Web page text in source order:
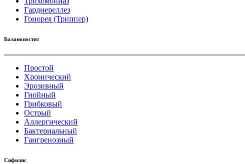
Гарднереллез
Гонорея (Триппер)
Баланопостит
Простой
Хронический
Эрозивный
Гнойный
Грибковый
Острый
Аллергический
Бактериальный
Гангренозный
Сифилис